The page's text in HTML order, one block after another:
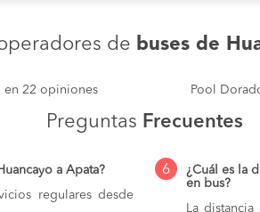
de buses de
en 22 opiniones Pool
Preguntas Frecuentes
a Apata?
regulares desde
6
¿Cuál es la
en bus?
La